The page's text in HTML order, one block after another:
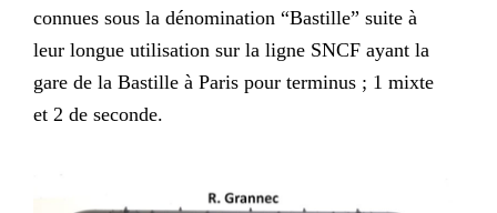
connues sous la dénomination “Bastille” suite à
leur longue utilisation sur la ligne SNCF ayant la
gare de la Bastille à Paris pour terminus ; 1 mixte
et 2 de seconde.